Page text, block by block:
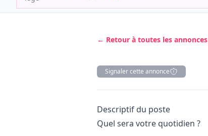
← Retour à toutes les annonces
Signaler cette annonce
Description
Descriptif du poste
Quel sera votre quotidien ?